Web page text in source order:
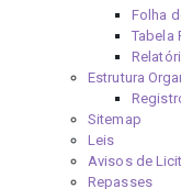
Folha
Tabela
Estrutura
Sitemap
Leis
Avisos de
Repasses